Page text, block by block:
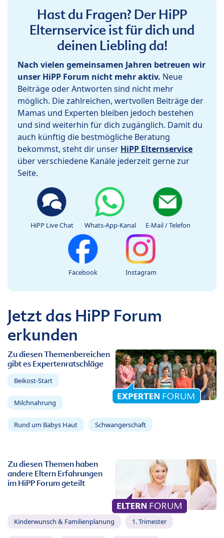
Hast du Fragen? Der HiPP
Elternservice ist für dich und
deinen Liebling da!
Nach vielen gemeinsamen Jahren betreuen wir
unser HiPP Forum nicht mehr aktiv. Neue
Beiträge oder Antworten sind nicht mehr
möglich. Die zahlreichen, wertvollen Beiträge der
Mamas und Experten bleiben jedoch bestehen
und sind weiterhin für dich zugänglich. Damit du
auch künftig die bestmögliche Beratung
bekommst, steht dir unser HiPP Elternservice
über verschiedene Kanäle jederzeit gerne zur
Seite.
HiPP Live Chat Whats-App-Kanal E-Mail / Telefon
Facebook Instagram
Jetzt das HiPP Forum
erkunden
Zu diesen Themenbereichen
gibt es Expertenratschläge
Beikost-Start
Milchnahrung
Rund um Babys Haut Schwangerschaft
Zu diesen Themen haben
andere Eltern Erfahrungen
im HiPP Forum geteilt
Kinderwunsch & Familienplanung 1. Trimester